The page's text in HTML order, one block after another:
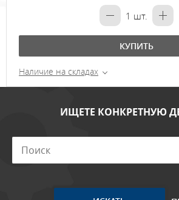
1 шт.
КУПИТЬ
Наличие на складах
ИЩЕТЕ КОНКРЕТНУЮ